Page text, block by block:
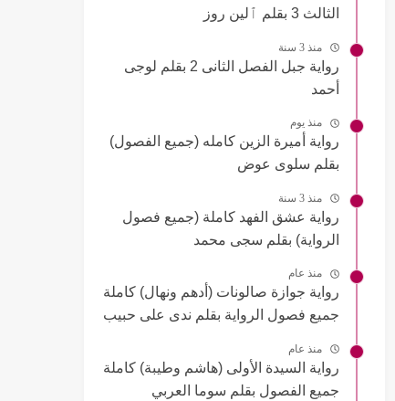
الثالث 3 بقلم ٱلين روز
منذ 3 سنة
رواية جبل الفصل الثانى 2 بقلم لوجى
أحمد
منذ يوم
رواية أميرة الزين كامله (جميع الفصول)
بقلم سلوى عوض
منذ 3 سنة
رواية عشق الفهد كاملة (جميع فصول
الرواية) بقلم سجى محمد
منذ عام
رواية جوازة صالونات (أدهم ونهال) كاملة
جميع فصول الرواية بقلم ندى على حبيب
منذ عام
رواية السيدة الأولى (هاشم وطيبة) كاملة
جميع الفصول بقلم سوما العربي